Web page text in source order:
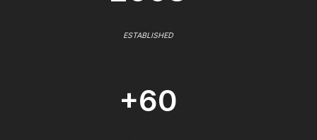
ESTABLISHED
+60